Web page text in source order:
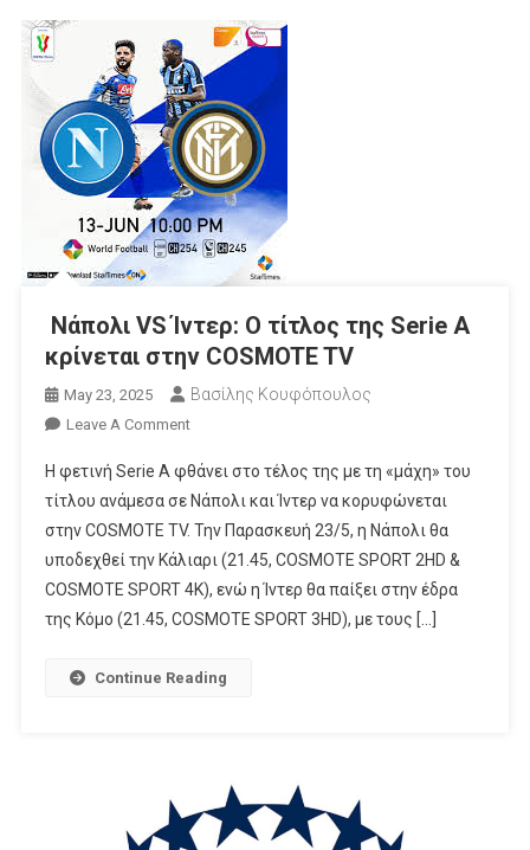
Ίντερ
Νάπολι VS Ίντερ: Ο τίτλος της Serie A
κρίνεται στην COSMOTE TV
May 23, 2025 Βασίλης Κουφόπουλος
Leave A CommentOn
VS
Ίντερ:
Ο
Τίτλος
Της
Serie
Κρίνεται
Η φετινή Serie A φθάνει στο τέλος της με τη «μάχη» του
τίτλου ανάμεσα σε Νάπολι και Ίντερ να κορυφώνεται
στην COSMOTE TV. Την Παρασκευή 23/5, η Νάπολι θα
υποδεχθεί την Κάλιαρι (21.45, COSMOTE SPORT 2HD &
COSMOTE SPORT 4K), ενώ η Ίντερ θα παίξει στην έδρα
της Κόμο (21.45, COSMOTE SPORT 3HD), με τους […]
Continue Reading